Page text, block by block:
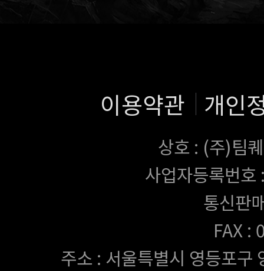
이용약관 개인
상호 : (주)팀
사업자등록번
통신판
FAX
주소 : 서울특별시 영등포